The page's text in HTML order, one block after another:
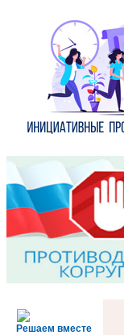
Решаем вместе